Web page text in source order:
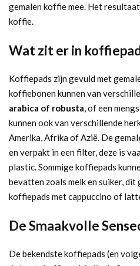
gemalen koffie mee. Het
koffie.
Wat zit er in
Koffiepads zijn gevuld met
koffiebonen kunnen van
arabica of robusta, of een
kunnen ook van verschillende
Amerika, Afrika of Azië. De
en verpakt in een filter, deze is
plastic. Sommige koffiepads
bevatten zoals melk en suiker,
koffiepads met cappuccino of
De Smaakvolle
De bekendste koffiepads (en